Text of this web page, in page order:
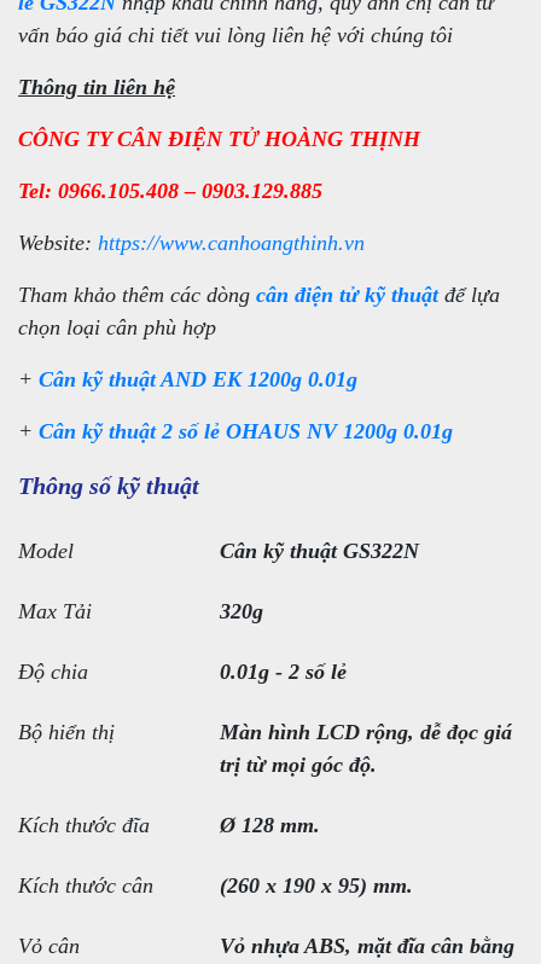
vấn báo giá chi tiết vui lòng liên hệ với chúng tôi
Thông tin liên hệ
CÔNG TY CÂN ĐIỆN TỬ HOÀNG THỊNH
Tel: 0966.105.408 – 0903.129.885
Website: https://www.canhoangthinh.vn
Tham khảo thêm các dòng cân điện tử kỹ thuậtđể lựa
chọn loại cân phù hợp
+ Cân kỹ thuật AND EK 1200g 0.01g
+ Cân kỹ thuật 2 số lẻ OHAUS NV 1200g 0.01g
Thông số kỹ thuật
Model Cân kỹ thuật GS322N
Max Tải 320g
Độ chia 0.01g - 2 số lẻ
Bộ hiển thị
Màn hình LCD rộng, dễ đọc giá
trị từ mọi góc độ.
Kích thước đĩa Ø 128 mm.
Kích thước cân (260 x 190 x 95) mm.
Vỏ cân
Vỏ nhựa ABS, mặt đĩa cân bằng